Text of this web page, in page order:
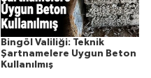
Bingöl Valiliği: Teknik
Şartnamelere Uygun Beton
Kullanılmış